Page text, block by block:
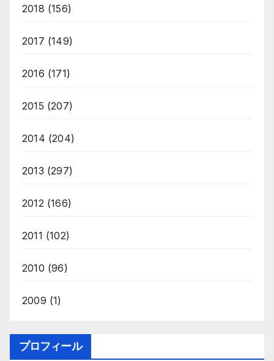
2018 (156)
2017 (149)
2016 (171)
2015 (207)
2014 (204)
2013 (297)
2012 (166)
2011 (102)
2010 (96)
2009 (1)
プロフィール